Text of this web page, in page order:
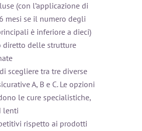
(con l’applicazione di
mesi se il numero degli
è inferiore a dieci)
diretto delle strutture
scegliere tra tre diverse
A, B e C. Le opzioni
le cure specialistiche,
lenti
rispetto ai prodotti